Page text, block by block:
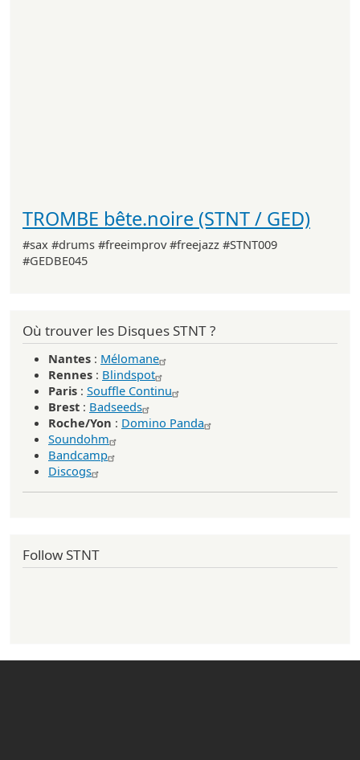
TROMBE bête.noire (STNT / GED)
#sax #drums #freeimprov #freejazz #STNT009
#GEDBE045
Où trouver les Disques STNT ?
Nantes : Mélomane
Rennes : Blindspot
Paris : Souffle Continu
Brest : Badseeds
Roche/Yon : Domino Panda
Soundohm
Bandcamp
Discogs
Follow STNT